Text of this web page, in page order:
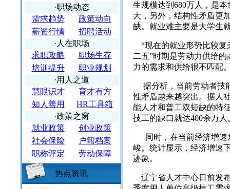
·职场动态
需求趋势
政策动向
薪资行情
招聘活动
·人在职场
求职攻略
职场生存
培训提升
职业规划
·用人之道
慧眼识才
育才有方
知人善用
HR工具箱
·政策之窗
就业政策
创业政策
社会保险
户籍档案
职称评定
劳动保障
热点资讯
生规模达到680万人，是
大，另外，结构性矛盾更
缺。就业难主要是大学生
“现在的就业形势比较复
二五”时期是劳动力供给
力的需求和供给很不匹配
据分析，当前劳动者技
性矛盾越来越突出。据人
能人才和普工双短缺的特
技工的缺口就达400余万人
同时，在当前经济增速
峻。统计显示，经济增速
迹象。
辽宁省人才中心日前发